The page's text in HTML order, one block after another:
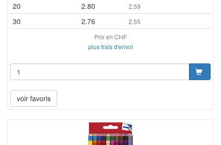
20 2.80 2.59
30 2.76
2.55
Prix en CHF
plus frais d'envoi
voir favoris